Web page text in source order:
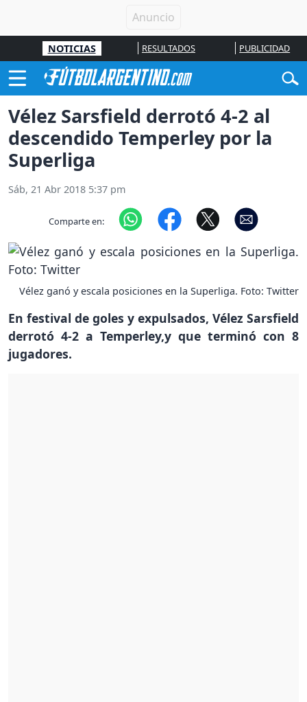
NOTICIAS RESULTADOS PUBLICIDAD
Vélez Sarsfield derrotó 4-2 al
descendido Temperley por la
Superliga
Sáb, 21 Abr 2018 5:37 pm
Comparte en:
Vélez ganó y escala posiciones en la Superliga. Foto: Twitter
En festival de goles y expulsados, Vélez Sarsfield
derrotó 4-2 a Temperley,y que terminó con 8
jugadores.